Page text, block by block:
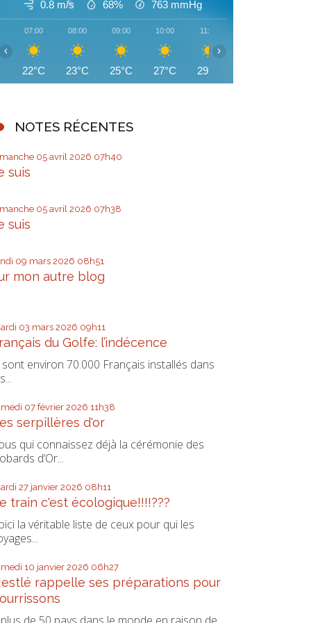
0.8 m/s 68% 763 mmHg
07:00
22°C
08:00
23°C
09:00
25°C
10:00
27°C
11:00
29°C
‹ ›
NOTES RÉCENTES
05 avril 2026 07h40
suis
05 avril 2026 07h38
suis
09 mars 2026 08h51
mon autre blog
03 mars 2026 09h11
du Golfe: l’indécence
sont environ 70.000 Français installés dans
07 février 2026 11h38
serpillères d'or
qui connaissez déjà la cérémonie des
d’Or...
27 janvier 2026 08h11
train c'est écologique!!!!???
la véritable liste de ceux pour qui les
10 janvier 2026 06h27
rappelle ses préparations pour
de 50 pays dans le monde en raison de